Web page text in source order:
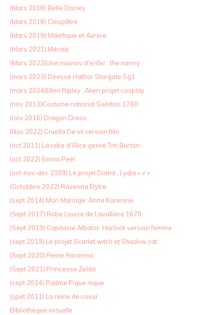
(Mars 2018) Belle Disney
(Mars 2018) Cléopâtre
(Mars 2019) Maléfique et Aurore
(Mars 2021) Mérida
(Mars 2022)Une nounou d'enfer , the nanny
(mars 2023) Déesse Hathor Stargate Sg1
(mars 2024)Ellen Ripley , Alien projet cosplay
(nov 2013)Costume national Suédois 1780
(nov 2016) Dragon Dress
(Nov 2022) Cruella De vil version film
(oct 2011) La robe d'Alice genre Tim Burton
(oct 2022) Emma Peel
(oct-nov-dec 2109) Le projet Diana , Lydia « v »
(Octobbre 2022) Ravenna Elytre
(sept 2014) Mon Mariage: Anna Karenine
(Sept 2017) Robe Louise de Lavallière 1670
(Sept 2019) Capitaine Albator, Harlock version femme
(sept 2019) Le projet Scarlet witch et Shadow cat
(Sept 2020) Reine Ravenna
(Sept 2021) Princesse Zelda
(sept 2024) Padme Pique nique
(spet 2011) La reine de coeur
Bibliothèque virtuelle